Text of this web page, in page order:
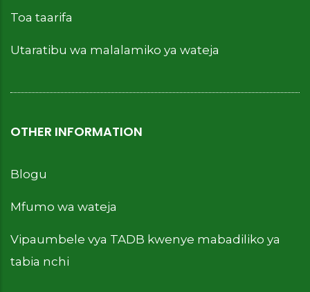
Toa taarifa
Utaratibu wa malalamiko ya wateja
OTHER INFORMATION
Blogu
Mfumo wa wateja
Vipaumbele vya TADB kwenye mabadiliko ya
tabia nchi